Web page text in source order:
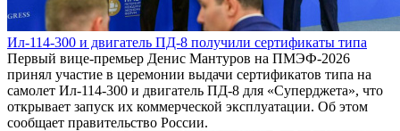
Ил-114-300 и двигатель ПД-8 получили сертификаты типа
Первый вице-премьер Денис Мантуров на ПМЭФ-2026
принял участие в церемонии выдачи сертификатов типа на
самолет Ил-114-300 и двигатель ПД-8 для «Суперджета», что
открывает запуск их коммерческой эксплуатации. Об этом
сообщает правительство России.